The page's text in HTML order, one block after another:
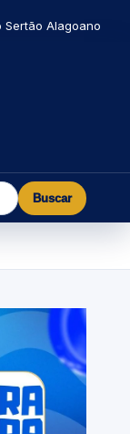
Sertão Alagoano
Buscar